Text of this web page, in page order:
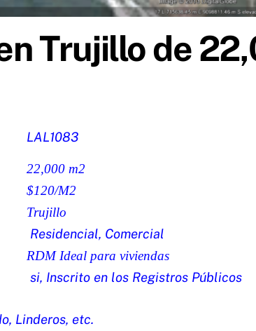
Trujillo de
LAL1083
22,000 m2
$120/M2
Trujillo
Residencial, Comercial
RDM Ideal para viviendas
si, Inscrito en los Registros Públicos
Linderos, etc.